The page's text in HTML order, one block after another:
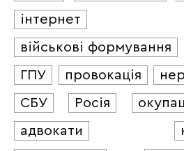
інтернет
військові формування
ГПУ
провокація
СБУ
Росія
адвокати